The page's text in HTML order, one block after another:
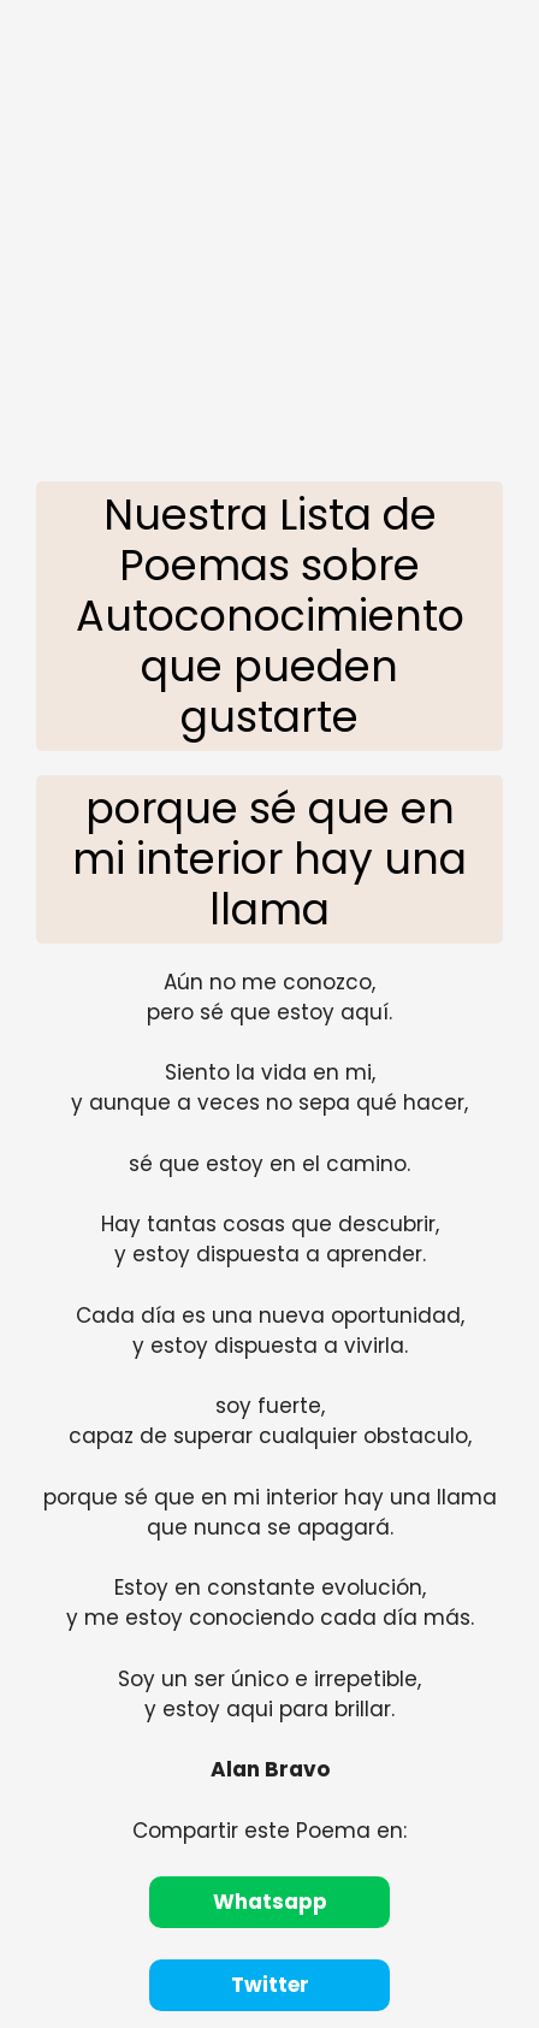
Nuestra Lista de
Poemas sobre
Autoconocimiento
que pueden
gustarte
porque sé que en
mi interior hay una
llama
Aún no me conozco,
pero sé que estoy aquí.
Siento la vida en mi,
y aunque a veces no sepa qué hacer,
sé que estoy en el camino.
Hay tantas cosas que descubrir,
y estoy dispuesta a aprender.
Cada día es una nueva oportunidad,
y estoy dispuesta a vivirla.
soy fuerte,
capaz de superar cualquier obstaculo,
porque sé que en mi interior hay una llama
que nunca se apagará.
Estoy en constante evolución,
y me estoy conociendo cada día más.
Soy un ser único e irrepetible,
y estoy aqui para brillar.
Alan Bravo
Compartir este Poema en:
Whatsapp
Twitter